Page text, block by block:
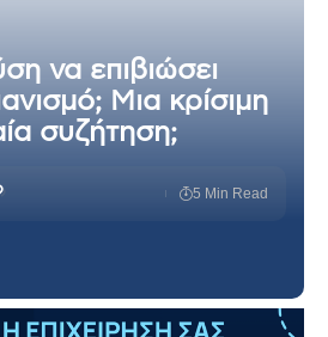
να επιβιώσει
Μια κρίσιμη
συζήτηση;
5 Min Read